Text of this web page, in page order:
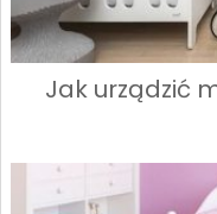
Jak urządzić